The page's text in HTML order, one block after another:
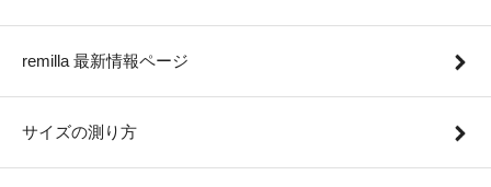
remilla 最新情報ページ
サイズの測り方